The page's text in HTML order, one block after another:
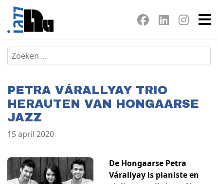
PETRA VÁRALLYAY TRIO
HERAUTEN VAN HONGAARSE
JAZZ
15 april 2020
De Hongaarse Petra
Várallyay is pianiste en